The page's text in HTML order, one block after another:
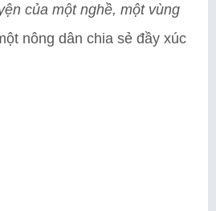
của một nghề, một vùng
nông dân chia sẻ đầy xúc